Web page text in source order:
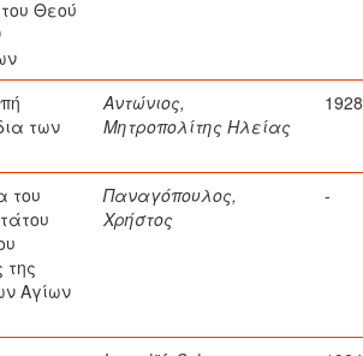
Θεού
των
Αντώνιος,
Μητροπολίτης Ηλείας
1928
του
της
Αγίων
Παναγόπουλος,
Χρήστος
-